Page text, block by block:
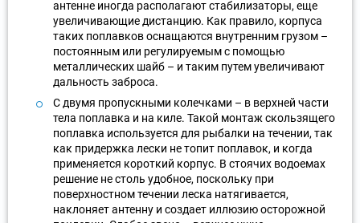
антенне иногда располагают стабилизаторы, еще
увеличивающие дистанцию. Как правило, корпуса
таких поплавков оснащаются внутренним грузом –
постоянным или регулируемым с помощью
металлических шайб – и таким путем увеличивают
дальность заброса.
С двумя пропускными колечками – в верхней части
тела поплавка и на киле. Такой монтаж скользящего
поплавка используется для рыбалки на течении, так
как придержка лески не топит поплавок, и когда
применяется короткий корпус. В стоячих водоемах
решение не столь удобное, поскольку при
поверхностном течении леска натягивается,
наклоняет антенну и создает иллюзию осторожной